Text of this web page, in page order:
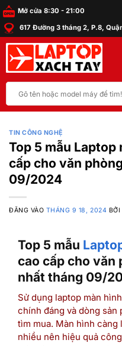
Bỏ
qua
nội
dung
Mở cửa 8:30 - 21:00
617 Đường 3 tháng 2, P.8,
kiếm:
TIN CÔNG NGHỆ
Top 5 mẫu Laptop
cấp cho văn
09/2024
ĐĂNG VÀO THÁNG 9 18, 2024 BỞI
Top 5 mẫu
cao cấp cho văn
nhất tháng 09/
Sử dụng laptop màn
chính đáng và dòng sản
tìm mua. Màn hình
nhiều nên hiệu quả